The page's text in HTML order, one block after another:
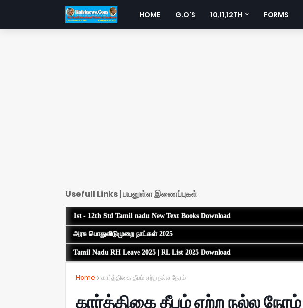
HOME G.O'S 10,11,12TH FORMS
Usefull Links | பயனுள்ள இணைப்புகள்
1st - 12th Std Tamil nadu New Text Books Download
அரசு பொதுவிடுமுறை நாட்கள் 2025
Tamil Nadu RH Leave 2025 | RL List 2025 Download
Home கார்த்திகை தீபம் ஏற்ற நல்ல நேரம்
கார்த்திகை தீபம் ஏற்ற நல்ல